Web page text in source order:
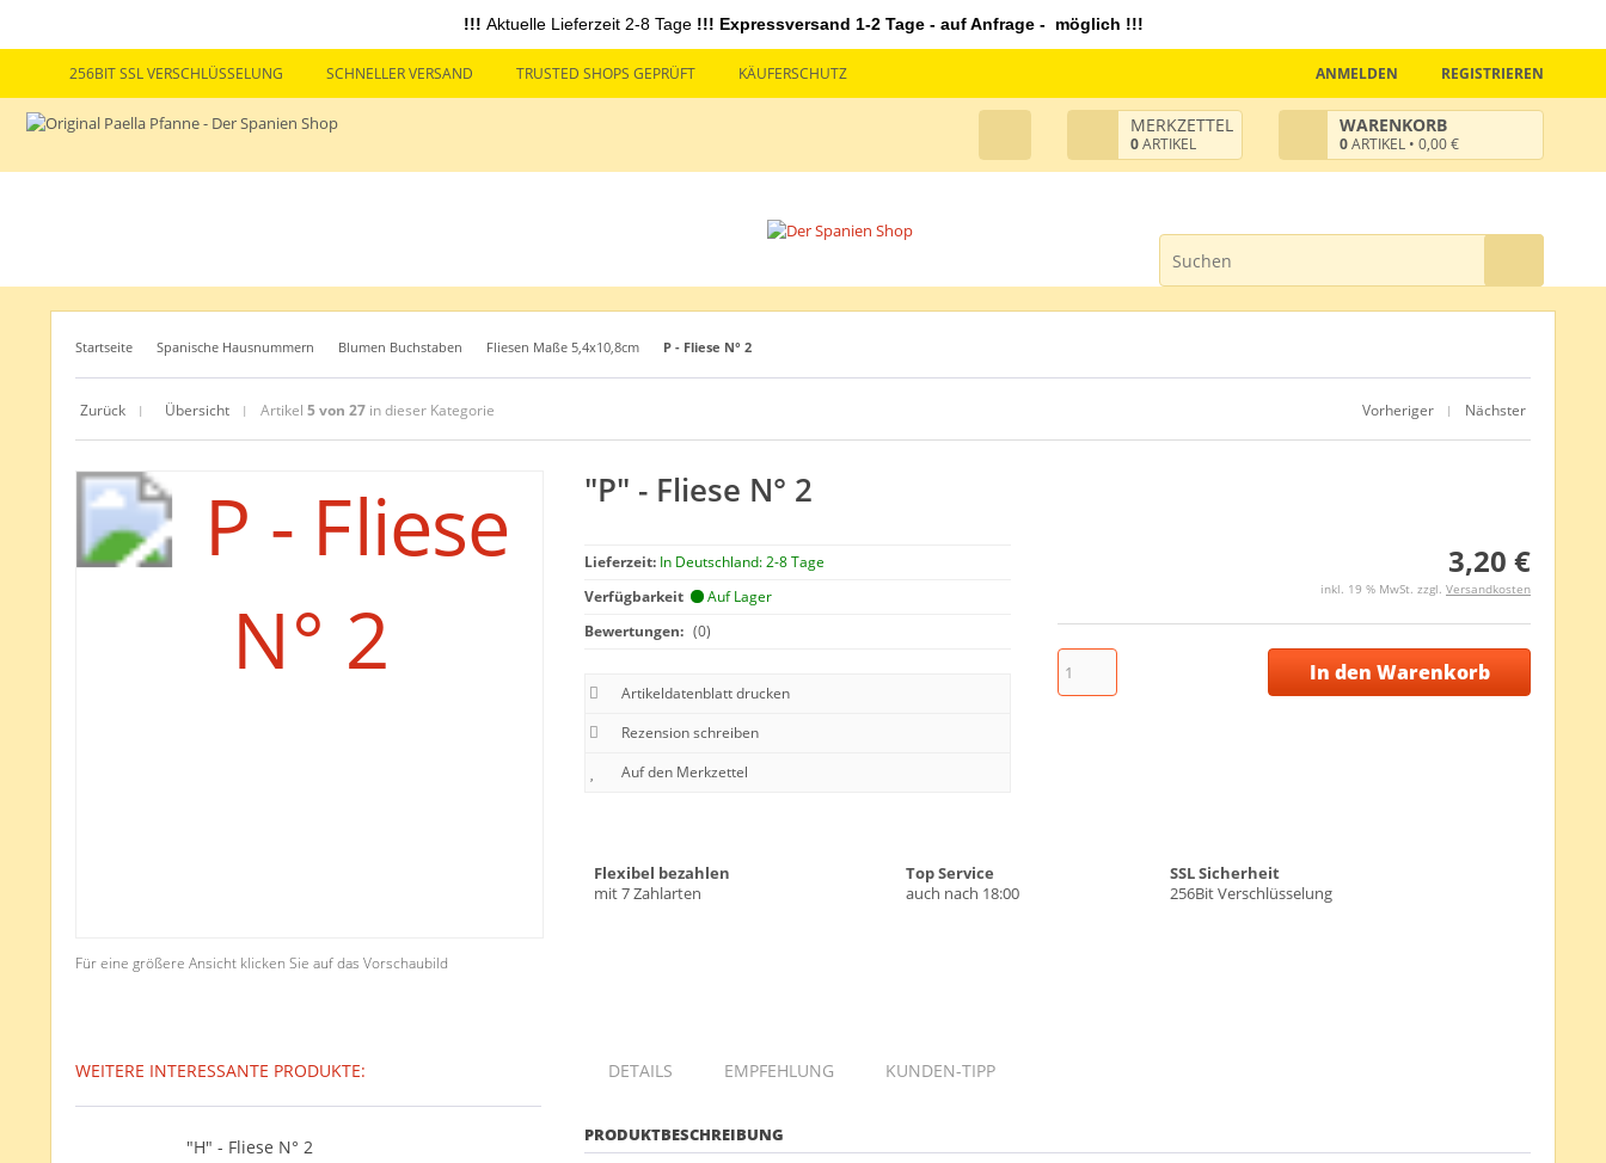
!!! Aktuelle Lieferzeit 2-8 Tage !!! Expressversand 1-2 Tage - auf Anfrage - möglich !!!
256BIT SSL VERSCHLÜSSELUNG SCHNELLER VERSAND TRUSTED SHOPS GEPRÜFT KÄUFERSCHUTZ REGISTRIEREN
ANMELDEN
WARENKORB
0ARTIKEL • 0,00 €
MERKZETTEL
0ARTIKEL
Startseite Spanische Hausnummern Blumen Buchstaben Fliesen Maße 5,4x10,8cm P - Fliese N° 2
Zurück | Übersicht | Artikel 5 von 27 in dieser Kategorie Vorheriger | Nächster
Für eine größere Ansicht klicken Sie auf das Vorschaubild
"P" - Fliese N° 2
Lieferzeit: In Deutschland: 2-8 Tage
Verfügbarkeit
Auf Lager
Bewertungen: (0)
Artikeldatenblatt drucken
Rezension schreiben
3,20 €
inkl. 19 % MwSt. zzgl. Versandkosten
In den Warenkorb
Flexibel bezahlen
mit 7 Zahlarten
Top Service
auch nach 18:00
SSL Sicherheit
256Bit Verschlüsselung
DETAILS EMPFEHLUNG KUNDEN-TIPP
PRODUKTBESCHREIBUNG
WEITERE INTERESSANTE PRODUKTE:
"H" - Fliese N° 2